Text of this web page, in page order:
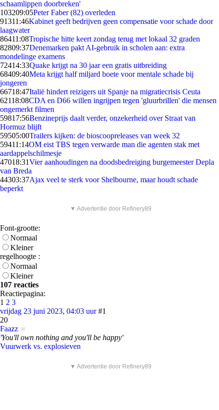
schaamlippen doorbreken'
103209:05Peter Faber (82) overleden
91311:46Kabinet geeft bedrijven geen compensatie voor schade door
laagwater
86411:08Tropische hitte keert zondag terug met lokaal 32 graden
82809:37Denemarken pakt AI-gebruik in scholen aan: extra
mondelinge examens
72414:33Quake krijgt na 30 jaar een gratis uitbreiding
68409:40Meta krijgt half miljard boete voor mentale schade bij
jongeren
66718:47Italië hindert reizigers uit Spanje na migratiecrisis Ceuta
62118:08CDA en D66 willen ingrijpen tegen 'gluurbrillen' die mensen
ongemerkt filmen
59817:56Benzineprijs daalt verder, onzekerheid over Straat van
Hormuz blijft
59505:00Trailers kijken: de bioscoopreleases van week 32
59411:14OM eist TBS tegen verwarde man die agenten stak met
aardappelschilmesje
47018:31Vier aanhoudingen na doodsbedreiging burgemeester Depla
van Breda
44303:37Ajax veel te sterk voor Shelbourne, maar houdt schade
beperkt
▼ Advertentie door Refinery89
Font-grootte:
Normaal
Kleiner
regelhoogte :
Normaal
Kleiner
107 reacties
Reactiepagina:
1 2 3
vrijdag 23 juni 2023, 04:03 uur #1
20
Faazz
'You'll own nothing and you'll be happy'
Vuurwerk vs. explosieven
▼ Advertentie door Refinery89